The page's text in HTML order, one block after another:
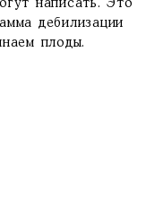
написать. Это
дебилизации
плоды.